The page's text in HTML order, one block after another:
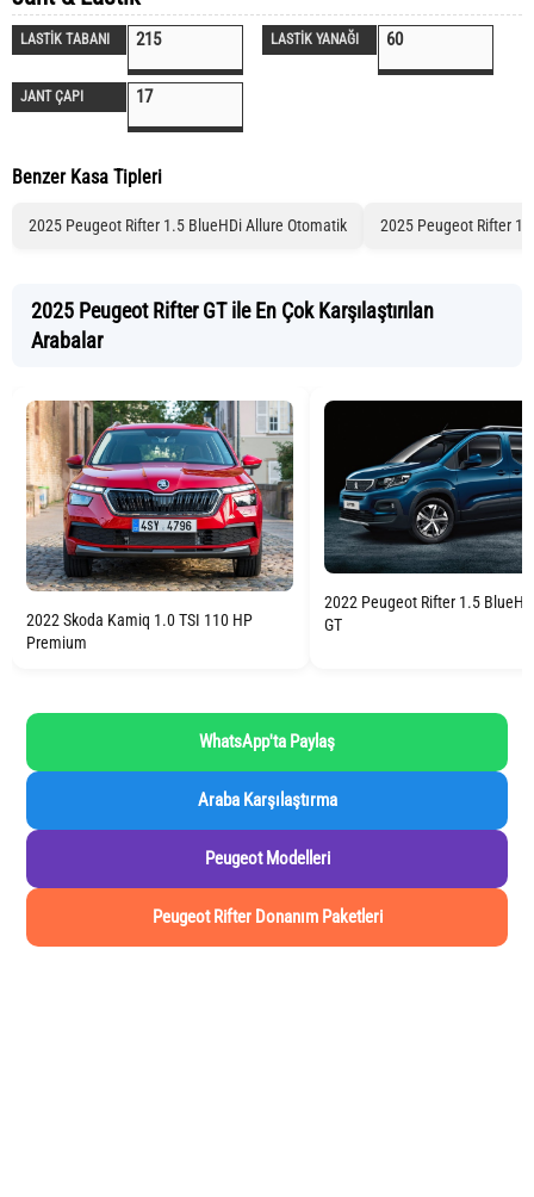
LASTİK TABANI 215 LASTİK YANAĞI 60
JANT ÇAPI 17
Benzer Kasa Tipleri
2025 Peugeot Rifter 1.5 BlueHDi Allure Otomatik 2025 Peugeot Rifter
2025 Peugeot Rifter GT ile En Çok Karşılaştırılan
Arabalar
2022 Skoda Kamiq 1.0 TSI 110 HP
Premium
2022 Peugeot Rifter 1.5
GT
WhatsApp'ta Paylaş
Araba Karşılaştırma
Peugeot Modelleri
Peugeot Rifter Donanım Paketleri